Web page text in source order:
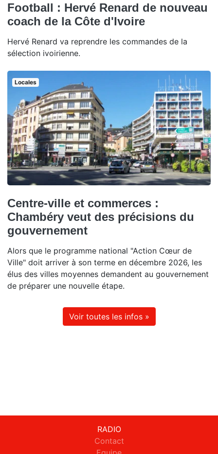
Football : Hervé Renard de nouveau
coach de la Côte d'Ivoire
Hervé Renard va reprendre les commandes de la
sélection ivoirienne.
Locales
Centre-ville et commerces :
Chambéry veut des précisions du
gouvernement
Alors que le programme national "Action Cœur de
Ville" doit arriver à son terme en décembre 2026, les
élus des villes moyennes demandent au gouvernement
de préparer une nouvelle étape.
Voir toutes les infos »
RADIO
Contact